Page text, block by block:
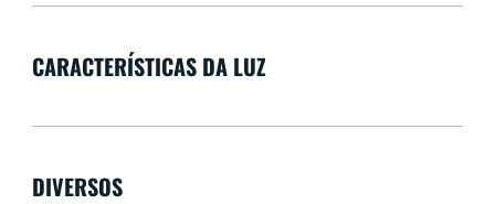
CARACTERÍSTICAS DA LUZ
DIVERSOS